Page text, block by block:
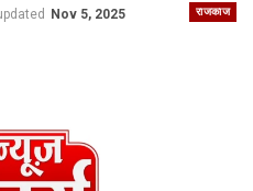
राजकाज
Nov 5, 2025